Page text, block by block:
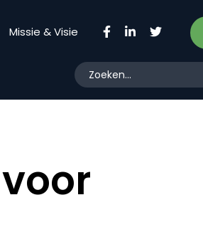
Missie & Visie